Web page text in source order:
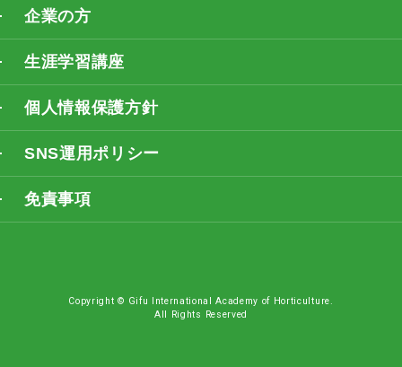
企業の方
生涯学習講座
個人情報保護方針
SNS運用ポリシー
免責事項
Copyright © Gifu International Academy of Horticulture.
All Rights Reserved